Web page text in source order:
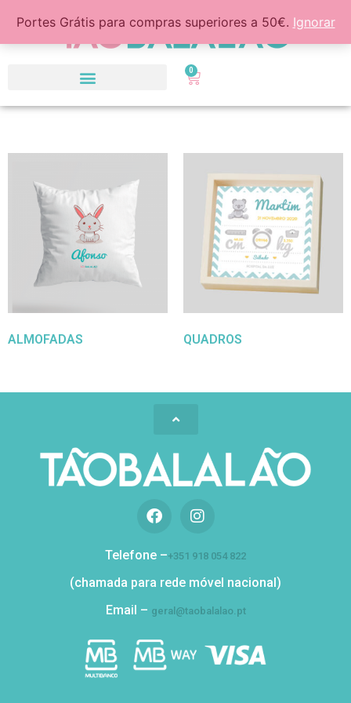
Portes Grátis para compras superiores a 50€. Ignorar
0
ALMOFADAS QUADROS
Telefone –+351 918 054 822
(chamada para rede móvel nacional)
Email – geral@taobalalao.pt